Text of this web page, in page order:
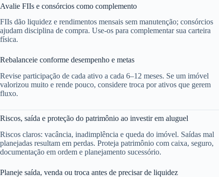
Avalie FIIs e consórcios como complemento
FIIs dão liquidez e rendimentos mensais sem manutenção; consórcios
ajudam disciplina de compra. Use-os para complementar sua carteira
física.
Rebalanceie conforme desempenho e metas
Revise participação de cada ativo a cada 6–12 meses. Se um imóvel
valorizou muito e rende pouco, considere troca por ativos que gerem
fluxo.
Riscos, saída e proteção do patrimônio ao investir em aluguel
Riscos claros: vacância, inadimplência e queda do imóvel. Saídas mal
planejadas resultam em perdas. Proteja patrimônio com caixa, seguro,
documentação em ordem e planejamento sucessório.
Planeje saída, venda ou troca antes de precisar de liquidez